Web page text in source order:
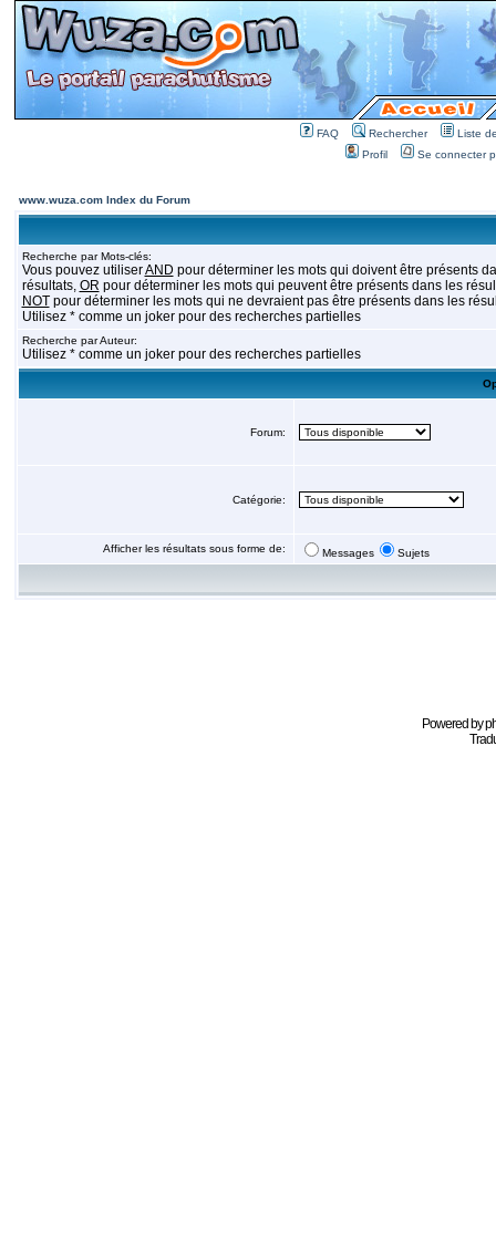
FAQ Rechercher
Liste
Profil
Se connecter
www.wuza.com Index du Forum
Recherche par Mots-clés:
Vous pouvez utiliserAND pour déterminer les mots qui doivent être présents
résultats, OR pour déterminer les mots qui peuvent être présents dans les
NOTpour déterminer les mots qui ne devraient pas être présents dans les
Utilisez * comme un joker pour des recherches partielles
Recherche par Auteur:
Utilisez * comme un joker pour des recherches partielles
Forum:
Catégorie:
Afficher les résultats sous forme de: Messages Sujets
Powered by